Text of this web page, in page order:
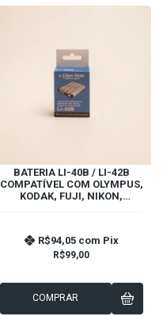
BATERIA LI-40B / LI-42B
COMPATÍVEL COM OLYMPUS,
KODAK, FUJI, NIKON,
R$99,00
R$94,05 com Pix
COMPRAR